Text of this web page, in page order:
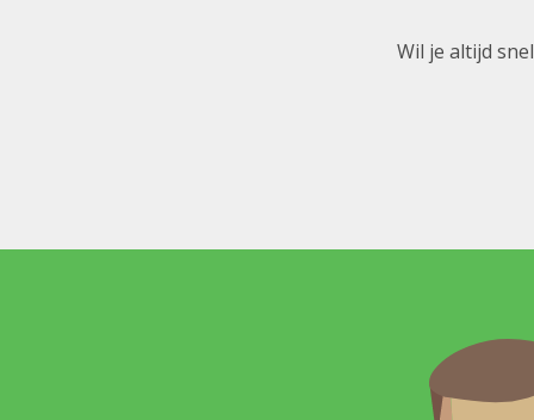
Wil je altijd